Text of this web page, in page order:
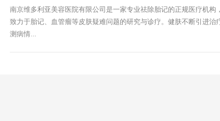
南京维多利亚美容医院有限公司是一家专业祛除胎记的正规医疗机构
致力于胎记、血管瘤等皮肤疑难问题的研究与诊疗。健肤不断引进治
测病情...